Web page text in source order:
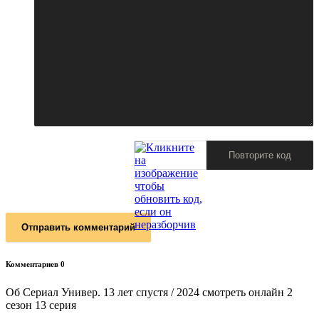
Отправить комментарий
Комментариев 0
Об Сериал Универ. 13 лет спустя / 2024 смотреть онлайн 2
сезон 13 серия